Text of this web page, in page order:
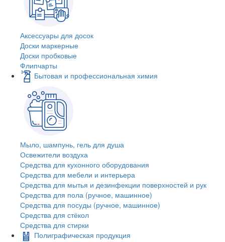
Аксессуары для досок
Доски маркерные
Доски пробковые
Флипчарты
Бытовая и профессиональная химия
Мыло, шампунь, гель для душа
Освежители воздуха
Средства для кухонного оборудования
Средства для мебели и интерьера
Средства для мытья и дезинфекции поверхностей и рук
Средства для пола (ручное, машинное)
Средства для посуды (ручное, машинное)
Средства для стёкол
Средства для стирки
Полиграфическая продукция